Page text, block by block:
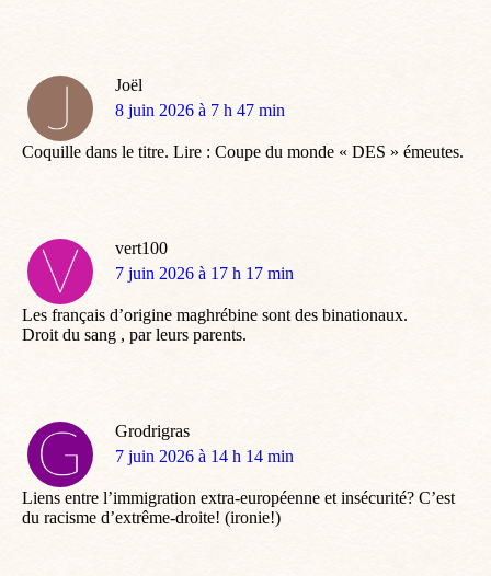
Joël
dit
8 juin 2026 à 7 h 47 min
Coquille dans le titre. Lire : Coupe du monde « DES » émeutes.
vert100
dit
7 juin 2026 à 17 h 17 min
Les français d’origine maghrébine sont des binationaux.
Droit du sang , par leurs parents.
Grodrigras
dit
7 juin 2026 à 14 h 14 min
Liens entre l’immigration extra-européenne et insécurité? C’est
du racisme d’extrême-droite! (ironie!)